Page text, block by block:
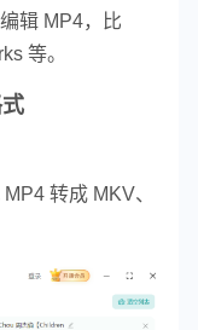
辑 MP4，比
等。
转成 MKV、